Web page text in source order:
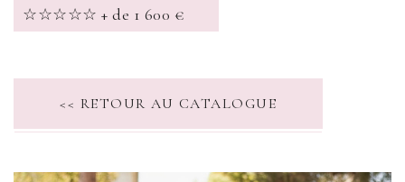
☆☆☆☆☆ + de 1 600 €
<< RETOUR AU CATALOGUE